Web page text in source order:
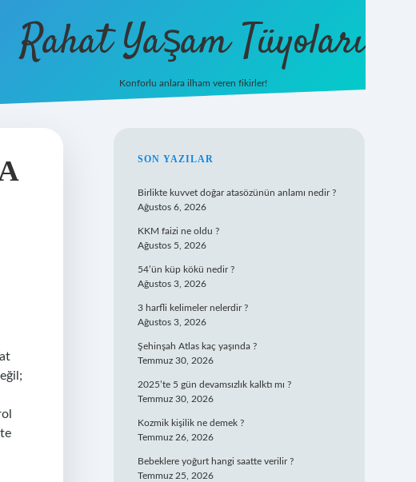
Rahat Yaşam Tüyoları
Konforlu anlara ilham veren fikirler!
SIDEBAR
SON YAZILAR
Birlikte kuvvet doğar atasözünün anlamı nedir ?
Ağustos 6, 2026
KKM faizi ne oldu ?
Ağustos 5, 2026
54’ün küp kökü nedir ?
Ağustos 3, 2026
3 harfli kelimeler nelerdir ?
Ağustos 3, 2026
Şehinşah Atlas kaç yaşında ?
Temmuz 30, 2026
2025’te 5 gün devamsızlık kalktı mı ?
Temmuz 30, 2026
Kozmik kişilik ne demek ?
Temmuz 26, 2026
Bebeklere yoğurt hangi saatte verilir ?
Temmuz 25, 2026